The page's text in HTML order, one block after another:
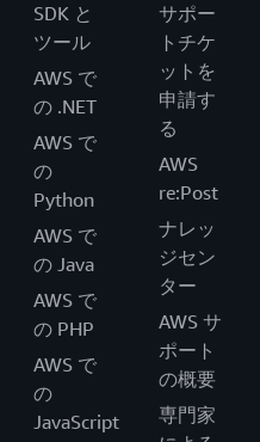
SDK と
ツール
AWS で
の .NET
AWS で
の
Python
AWS で
の Java
AWS で
の PHP
AWS で
の
JavaScript
サポー
トチケ
ットを
申請す
る
AWS
re:Post
ナレッ
ジセン
ター
AWS サ
ポート
の概要
専門家